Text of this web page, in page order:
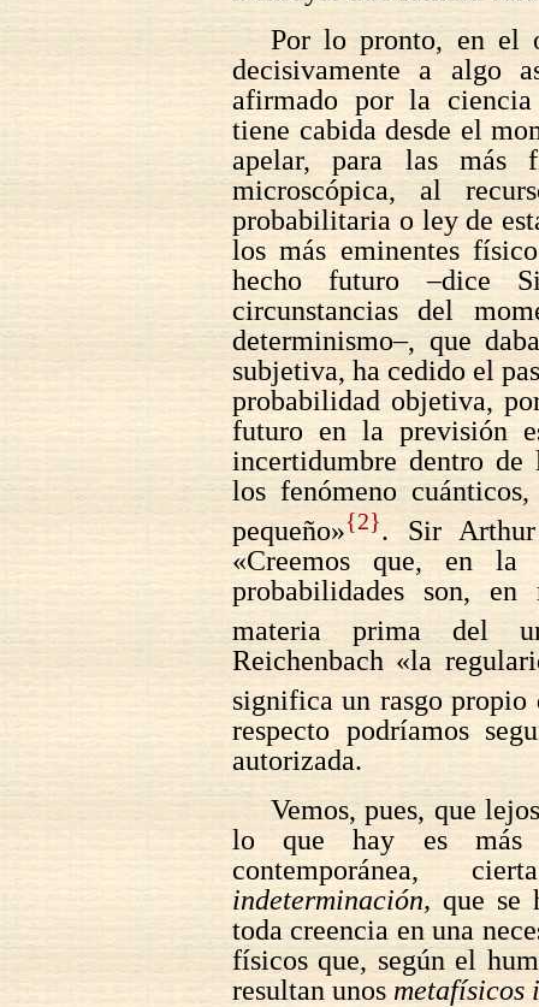
Por lo pronto, en el
decisivamente a algo
afirmado por la ciencia
tiene cabida desde el
apelar, para las más
microscópica, al
probabilitaria o ley de
los más eminentes
hecho futuro –dice
circunstancias del
determinismo–, que
subjetiva, ha cedido el
probabilidad objetiva,
futuro en la previsión
incertidumbre dentro
los fenómeno
pequeño»{2}. Sir
«Creemos que, en la
probabilidades son,
materia prima del
Reichenbach «la
significa un rasgo propio
respecto podríamos
autorizada.
Vemos, pues, que
lo que hay es más
contemporánea,
indeterminación,que se
toda creencia en una
físicos que, según el
resultan unos metafísicos